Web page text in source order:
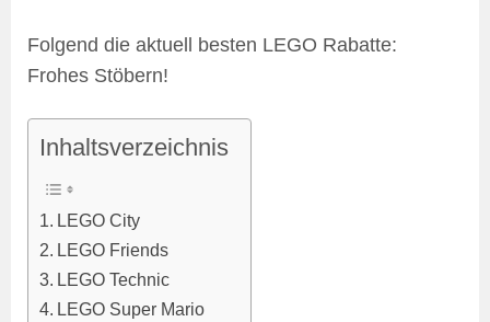
Folgend die aktuell besten LEGO Rabatte:
Frohes Stöbern!
Inhaltsverzeichnis
LEGO City
LEGO Friends
LEGO Technic
LEGO Super Mario